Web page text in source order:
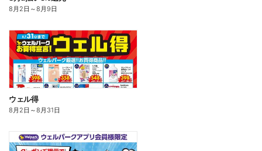
8月2日 ～8月9日
ウェル得
8月2日 ～8月31日